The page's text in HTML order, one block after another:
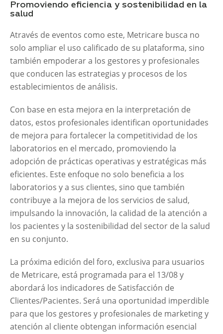
Promoviendo eficiencia y sostenibilidad en la
salud
Através de eventos como este, Metricare busca no
solo ampliar el uso calificado de su plataforma, sino
también empoderar a los gestores y profesionales
que conducen las estrategias y procesos de los
establecimientos de análisis.
Con base en esta mejora en la interpretación de
datos, estos profesionales identifican oportunidades
de mejora para fortalecer la competitividad de los
laboratorios en el mercado, promoviendo la
adopción de prácticas operativas y estratégicas más
eficientes. Este enfoque no solo beneficia a los
laboratorios y a sus clientes, sino que también
contribuye a la mejora de los servicios de salud,
impulsando la innovación, la calidad de la atención a
los pacientes y la sostenibilidad del sector de la salud
en su conjunto.
La próxima edición del foro, exclusiva para usuarios
de Metricare, está programada para el 13/08 y
abordará los indicadores de Satisfacción de
Clientes/Pacientes. Será una oportunidad imperdible
para que los gestores y profesionales de marketing y
atención al cliente obtengan información esencial